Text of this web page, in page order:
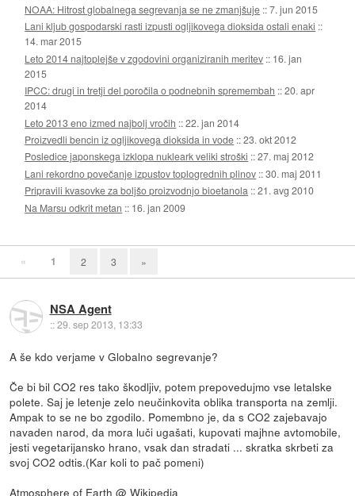
NOAA: Hitrost globalnega segrevanja se ne zmanjšuje ::7. jun 2015
Lani kljub gospodarski rasti izpusti ogljikovega dioksida ostali enaki ::
14. mar 2015
Leto 2014 najtoplejše v zgodovini organiziranih meritev :: 16. jan
2015
IPCC: drugi in tretji del poročila o podnebnih spremembah ::20. apr
2014
Leto 2013 eno izmed najbolj vročih ::22. jan 2014
Proizvedli bencin iz ogljikovega dioksida in vode ::23. okt 2012
Posledice japonskega izklopa nukleark veliki stroški ::27. maj 2012
Lani rekordno povečanje izpustov toplogrednih plinov ::30. maj 2011
Pripravili kvasovke za boljšo proizvodnjo bioetanola ::21. avg 2010
Na Marsu odkrit metan :: 16. jan 2009
« 1 2 3 »
NSA Agent
::29. sep 2013, 13:33
A še kdo verjame v Globalno segrevanje?
Če bi bil CO2 res tako škodljiv, potem prepovedujmo vse letalske
polete. Saj je letenje zelo neučinkovita oblika transporta na zemlji.
Ampak to se ne bo zgodilo. Pomembno je, da s CO2 zajebavajo
navaden narod, da mora luči ugašati, kupovati majhne avtomobile,
jesti vegetarijansko hrano, vsak dan stradati ... skratka skrbeti za
svoj CO2 odtis.(Kar koli to pač pomeni)
Atmosphere of Earth @ Wikipedia